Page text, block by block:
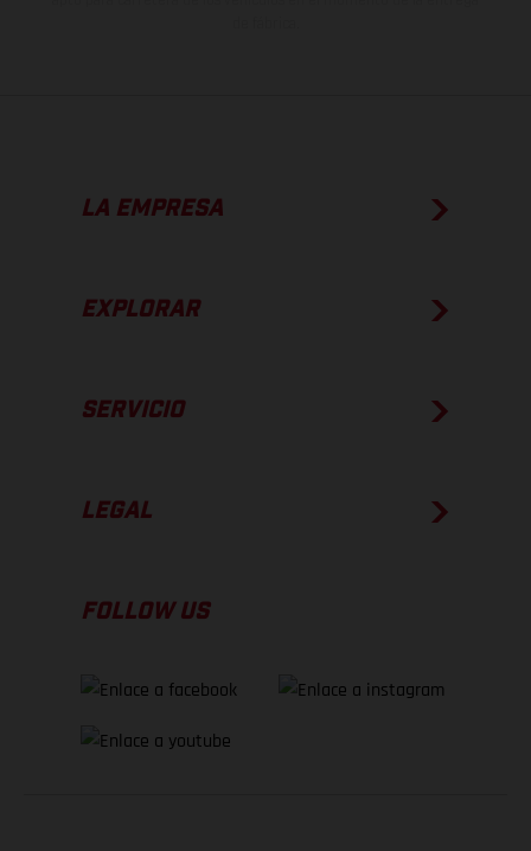
LA EMPRESA
EXPLORAR
SERVICIO
LEGAL
FOLLOW US